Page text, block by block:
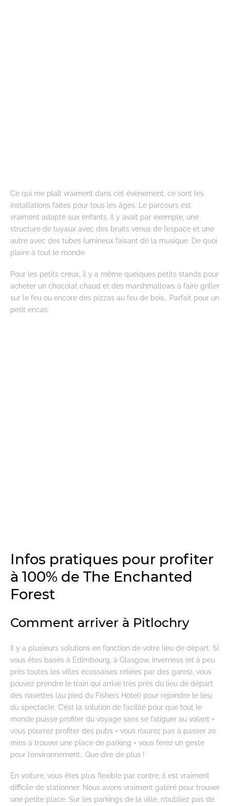
Ce qui me plaît vraiment dans cet évènement, ce sont les
installations faites pour tous les âges. Le parcours est
vraiment adapté aux enfants. Il y avait par exemple, une
structure de tuyaux avec des bruits venus de l’espace et une
autre avec des tubes lumineux faisant de la musique. De quoi
plaire à tout le monde.
Pour les petits creux, il y a même quelques petits stands pour
acheter un chocolat chaud et des marshmallows à faire griller
sur le feu ou encore des pizzas au feu de bois… Parfait pour un
petit encas.
Infos pratiques pour profiter
à 100% de The Enchanted
Forest
Comment arriver à Pitlochry
Il y a plusieurs solutions en fonction de votre lieu de départ. Si
vous êtes basés à Edimbourg, à Glasgow, Inverness (et à peu
près toutes les villes écossaises reliées par des gares), vous
pouvez prendre le train qui arrive très près du lieu de départ
des navettes (au pied du Fishers Hotel) pour rejoindre le lieu
du spectacle. C’est la solution de facilité pour que tout le
monde puisse profiter du voyage sans se fatiguer au volant +
vous pourrez profiter des pubs + vous n’aurez pas à passer 20
mins à trouver une place de parking + vous ferez un geste
pour l’environnement… Que dire de plus !
En voiture, vous êtes plus flexible par contre, il est vraiment
difficile de stationner. Nous avons vraiment galéré pour trouver
une petite place. Sur les parkings de la ville, n’oubliez pas de